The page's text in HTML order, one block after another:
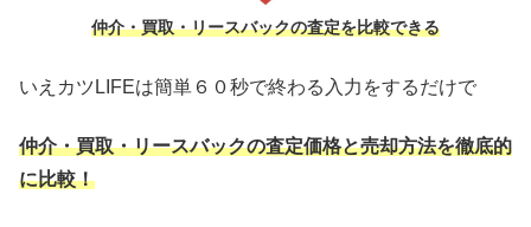
仲介・買取・リースバックの査定を比較できる
いえカツLIFEは簡単６０秒で終わる入力をするだけで
仲介・買取・リースバックの査定価格と売却方法を徹底的
に比較！